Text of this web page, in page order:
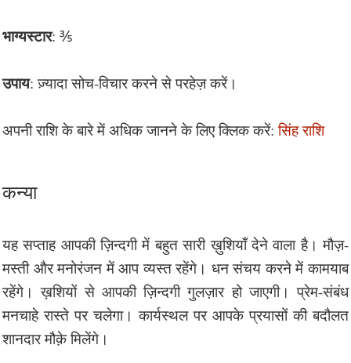
भाग्यस्टार: ⅗
उपाय: ज़्यादा सोच-विचार करने से परहेज़ करें।
अपनी राशि के बारे में अधिक जानने के लिए क्लिक करें:सिंह राशि
कन्या
यह सप्ताह आपकी ज़िन्दगी में बहुत सारी ख़ुशियाँ देने वाला है। मौज़-
मस्ती और मनोरंजन में आप व्यस्त रहेंगे। धन संचय करने में कामयाब
रहेंगे। ख़शियों से आपकी ज़िन्दगी गुलज़ार हो जाएगी। प्रेम-संबंध
मनचाहे रास्ते पर चलेगा। कार्यस्थल पर आपके प्रयासों की बदौलत
शानदार मौक़े मिलेंगे।